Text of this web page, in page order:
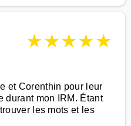
★★★★★
et Corenthin pour leur
durant mon IRM. Étant
les mots et les